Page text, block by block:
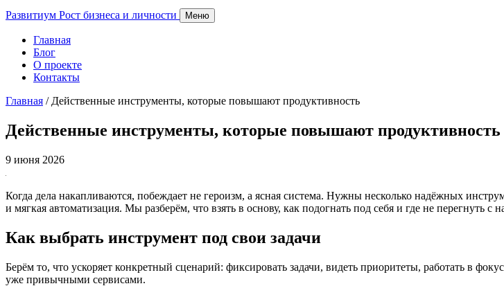
Развитиум Рост бизнеса и личности Меню
Главная
Блог
О проекте
Контакты
Главная / Действенные инструменты, которые повышают продуктивность
Действенные инструменты, которые повышают продуктивность
9 июня 2026
Когда дела накапливаются, побеждает не героизм, а ясная система. Нужны несколько надёжных
и мягкая автоматизация. Мы разберём, что взять в основу, как подогнать под себя и где не перегнуть
Как выбрать инструмент под свои задачи
Берём то, что ускоряет конкретный сценарий: фиксировать задачи, видеть приоритеты, работать в
уже привычными сервисами.